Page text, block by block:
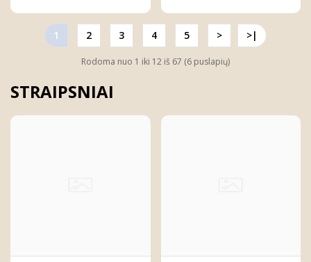
1 2 3 4 5 > >|
Rodoma nuo 1 iki 12 iš 67 (6 puslapių)
STRAIPSNIAI